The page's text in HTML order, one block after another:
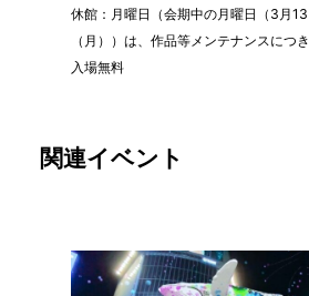
休館：月曜日（会期中の月曜日（3月
（月））は、作品等メンテナンスにつ
入場無料
関連イベント